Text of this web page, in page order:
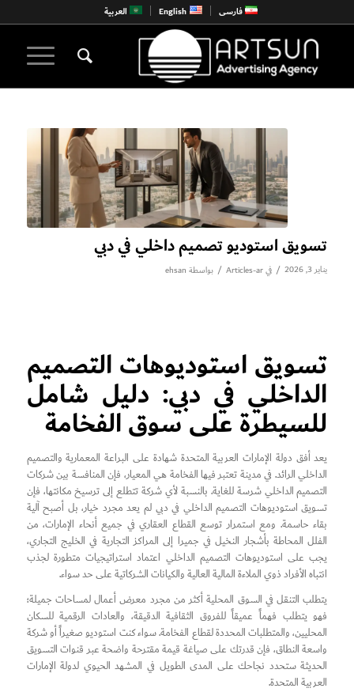
فارسی English العربية
تسويق استوديو تصميم داخلي في دبي
يناير 3, 2026 / فيArticles-ar
/ بواسطة ehsan
تسويق استوديوهات التصميم
الداخلي في دبي: دليل شامل
للسيطرة على سوق الفخامة
يعد أفق دولة الإمارات العربية المتحدة شهادة على البراعة المعمارية والتصميم
الداخلي الرائد. في مدينة تعتبر فيها الفخامة هي المعيار، فإن المنافسة بين شركات
التصميم الداخلي شرسة للغاية. بالنسبة لأي شركة تتطلع إلى ترسيخ مكانتها، فإن
تسويق استوديوهات التصميم الداخلي في دبي لم يعد مجرد خيار، بل أصبح آلية
بقاء حاسمة. ومع استمرار توسع القطاع العقاري في جميع أنحاء الإمارات، من
الفلل المحاطة بأشجار النخيل في جميرا إلى المراكز التجارية في الخليج التجاري،
يجب على استوديوهات التصميم الداخلي اعتماد استراتيجيات متطورة لجذب
انتباه الأفراد ذوي الملاءة المالية العالية والكيانات الشركاتية على حد سواء.
يتطلب التنقل في السوق المحلية أكثر من مجرد معرض أعمال لمساحات جميلة؛
فهو يتطلب فهماً عميقاً للفروق الثقافية الدقيقة، والعادات الرقمية للسكان
المحليين، والمتطلبات المحددة لقطاع الفخامة. سواء كنت استوديو صغيراً أو شركة
واسعة النطاق، فإن قدرتك على صياغة قيمة مقترحة واضحة عبر قنوات التسويق
الحديثة ستحدد نجاحك على المدى الطويل في المشهد الحيوي لدولة الإمارات
العربية المتحدة.